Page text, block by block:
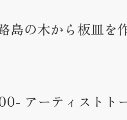
島の木から板皿を
アーティストト